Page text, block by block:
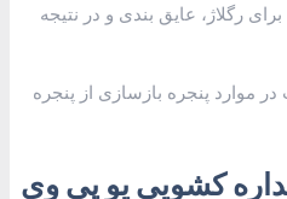
رگلاژ، عایق بندی و در نتیجه
موارد پنجره بازسازی از پنجره
کشویی یو پی وی